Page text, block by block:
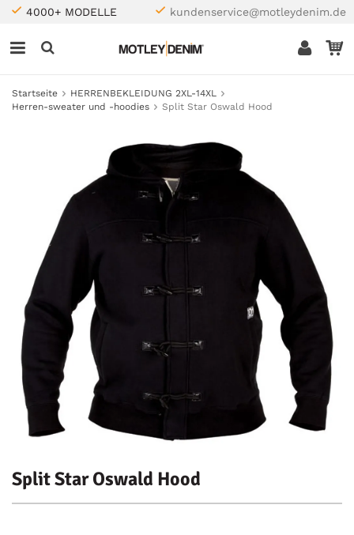
4000+ MODELLE kundenservice@motleydenim.de
Startseite
HERRENBEKLEIDUNG 2XL-14XL
Herren-sweater und -hoodies
Split Star Oswald Hood
Split Star Oswald Hood